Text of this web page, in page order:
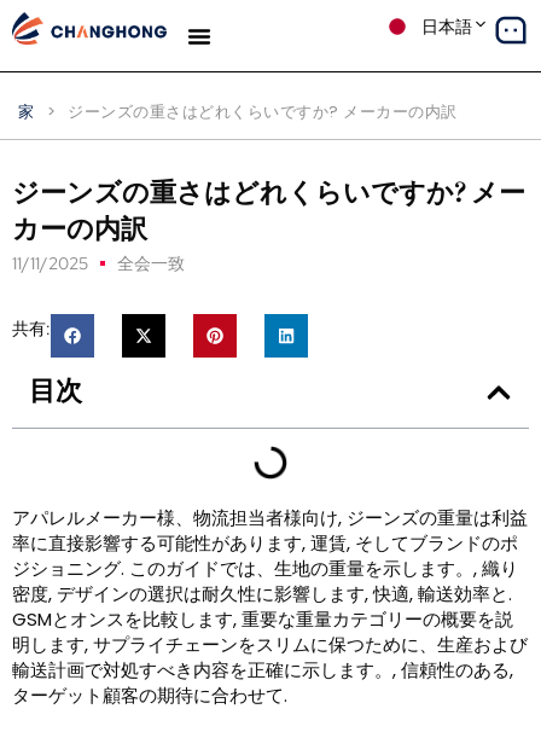
日本語
家 > ジーンズの重さはどれくらいですか? メーカーの内訳
ジーンズの重さはどれくらいですか? メー
カーの内訳
11/11/2025 全会一致
共有:
目次
アパレルメーカー様、物流担当者様向け, ジーンズの重量は利益
率に直接影響する可能性があります, 運賃, そしてブランドのポ
ジショニング. このガイドでは、生地の重量を示します。, 織り
密度, デザインの選択は耐久性に影響します, 快適, 輸送効率と.
GSMとオンスを比較します, 重要な重量カテゴリーの概要を説
明します, サプライチェーンをスリムに保つために、生産および
輸送計画で対処すべき内容を正確に示します。, 信頼性のある,
ターゲット顧客の期待に合わせて.